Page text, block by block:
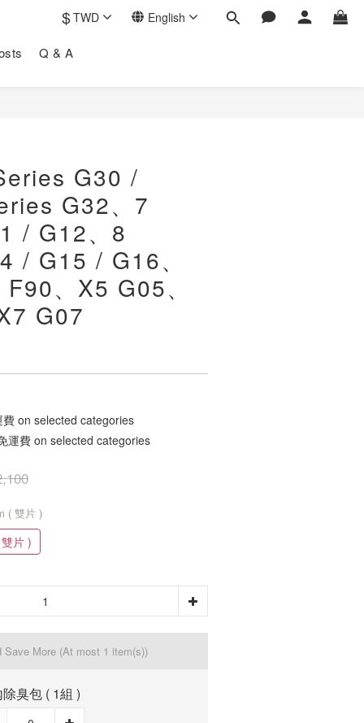
$TWD English
Q & A
G30 /
G32、7
/ G12、8
/ G15 / G16、
、X5 G05、
G07
on selected categories
運費 on selected categories
( 雙片 )
片 )
Save More (At most 1 item(s))
臭包 ( 1組 )